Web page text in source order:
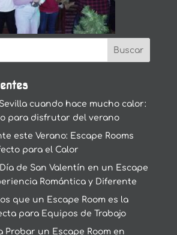
cuando hace mucho calor:
para disfrutar del verano
este Verano: Escape Rooms
para el Calor
de San Valentín en un Escape
Romántica y Diferente
que un Escape Room es la
para Equipos de Trabajo
Probar un Escape Room en